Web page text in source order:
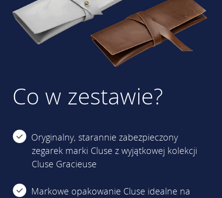
Co w zestawie?
Oryginalny, starannie zabezpieczony
zegarek marki Cluse z wyjątkowej kolekcji
Cluse Gracieuse
Markowe opakowanie Cluse idealne na